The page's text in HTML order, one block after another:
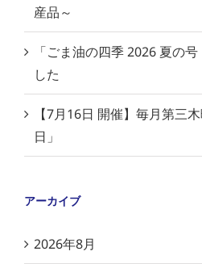
産品～
「ごま油の四季 2026 夏の
した
【7月16日 開催】毎月第三
日」
アーカイブ
2026年8月